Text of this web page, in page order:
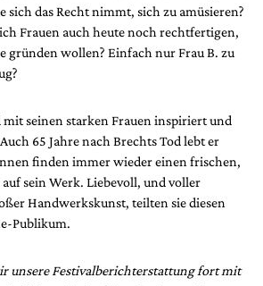
sich das Recht nimmt, sich zu amüsieren?
Frauen auch heute noch rechtfertigen,
gründen wollen? Einfach nur Frau B. zu
mit seinen starken Frauen inspiriert und
65 Jahre nach Brechts Tod lebt er
finden immer wieder einen frischen,
sein Werk. Liebevoll, und voller
Handwerkskunst, teilten sie diesen
Publikum.
unsere Festivalberichterstattung fort mit